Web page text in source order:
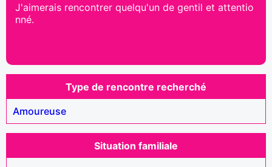
J'aimerais rencontrer quelqu'un de gentil et attentio
nné.
Type de rencontre recherché
Amoureuse
Situation familiale